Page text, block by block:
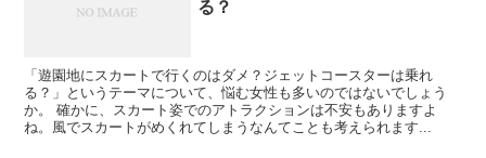
る？
「遊園地にスカートで行くのはダメ？ジェットコースターは乗れ
る？」というテーマについて、悩む女性も多いのではないでしょう
か。 確かに、スカート姿でのアトラクションは不安もありますよ
ね。風でスカートがめくれてしまうなんてことも考えられます...